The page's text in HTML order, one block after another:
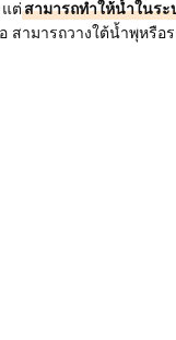
แต่สามารถทำให้น้ำในระ
ามารถวางใต้น้ำพุหรือ